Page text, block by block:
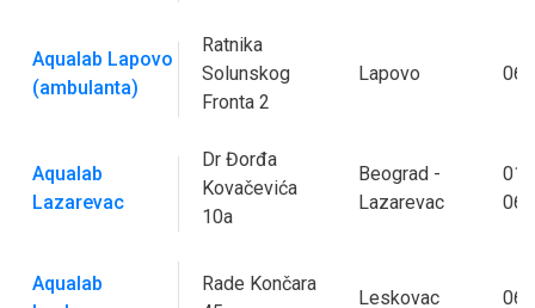
Aqualab Lapovo
(ambulanta)
Ratnika
Solunskog
Fronta 2
Lapovo
Aqualab
Lazarevac
Dr Đorđa
Kovačevića
10a
Beograd -
Lazarevac
Aqualab
Rade Končara
Leskovac